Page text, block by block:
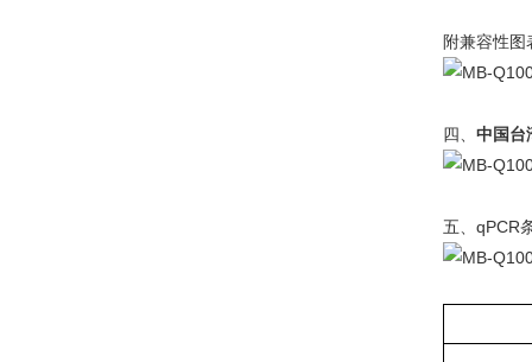
附兼容性图
四、 中国台
五、qPCR